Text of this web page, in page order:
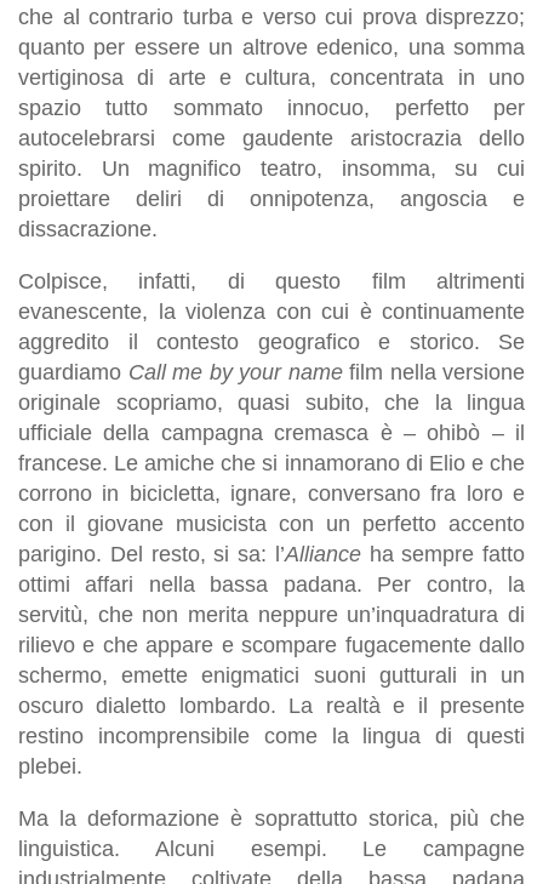
che al contrario turba e verso cui prova disprezzo;
quanto per essere un altrove edenico, una somma
vertiginosa di arte e cultura, concentrata in uno
spazio tutto sommato innocuo, perfetto per
autocelebrarsi come gaudente aristocrazia dello
spirito. Un magnifico teatro, insomma, su cui
proiettare deliri di onnipotenza, angoscia e
dissacrazione.
Colpisce, infatti, di questo film altrimenti
evanescente, la violenza con cui è continuamente
aggredito il contesto geografico e storico. Se
guardiamo Call me by your namefilm nella versione
originale scopriamo, quasi subito, che la lingua
ufficiale della campagna cremasca è – ohibò – il
francese. Le amiche che si innamorano di Elio e che
corrono in bicicletta, ignare, conversano fra loro e
con il giovane musicista con un perfetto accento
parigino. Del resto, si sa: l’Allianceha sempre fatto
ottimi affari nella bassa padana. Per contro, la
servitù, che non merita neppure un’inquadratura di
rilievo e che appare e scompare fugacemente dallo
schermo, emette enigmatici suoni gutturali in un
oscuro dialetto lombardo. La realtà e il presente
restino incomprensibile come la lingua di questi
plebei.
Ma la deformazione è soprattutto storica, più che
linguistica. Alcuni esempi. Le campagne
industrialmente coltivate della bassa padana